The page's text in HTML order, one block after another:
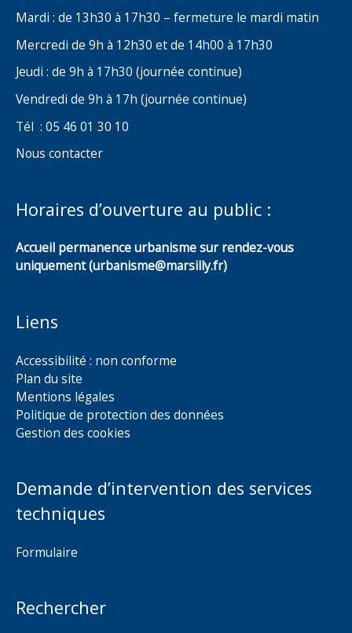
Mardi : de 13h30 à 17h30 – fermeture le mardi matin
Mercredi de 9h à 12h30 et de 14h00 à 17h30
Jeudi : de 9h à 17h30 (journée continue)
Vendredi de 9h à 17h (journée continue)
Tél : 05 46 01 30 10
Nous contacter
Horaires d’ouverture au public :
Accueil permanence urbanisme sur rendez-vous
uniquement (urbanisme@marsilly.fr)
Liens
Accessibilité : non conforme
Plan du site
Mentions légales
Politique de protection des données
Gestion des cookies
Demande d’intervention des services
techniques
Formulaire
Rechercher